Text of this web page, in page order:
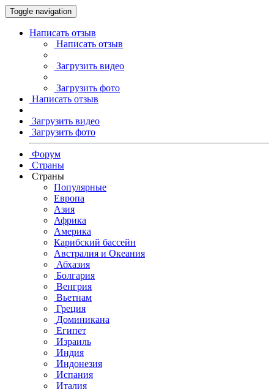
Toggle navigation
Написать отзыв
Написать отзыв
Загрузить видео
Загрузить фото
Написать отзыв
Загрузить видео
Загрузить фото
Форум
Страны
Страны
Популярные
Европа
Азия
Африка
Америка
Карибский бассейн
Австралия и Океания
Абхазия
Болгария
Венгрия
Вьетнам
Греция
Доминикана
Египет
Израиль
Индия
Индонезия
Испания
Италия